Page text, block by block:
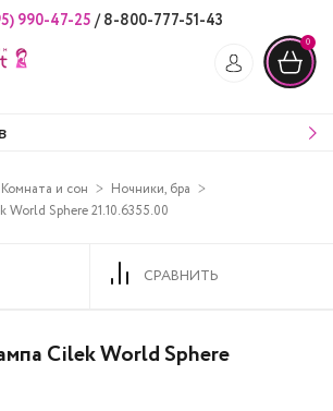
990-47-25 /8-800-777-51-43
0
Комната и сон
Ночники, бра
World Sphere 21.10.6355.00
СРАВНИТЬ
Cilek World Sphere